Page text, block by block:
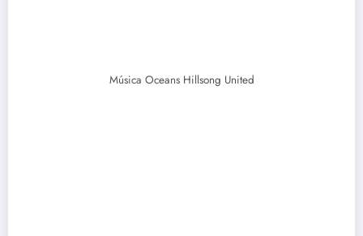
Música Oceans Hillsong United